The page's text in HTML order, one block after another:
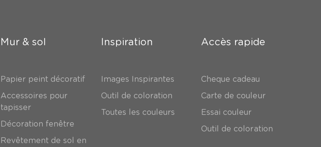
Mur & sol
Papier peint décoratif
Accessoires pour
tapisser
Décoration fenêtre
Revêtement de sol en
Inspiration
Images Inspirantes
Outil de coloration
Toutes les couleurs
Accès rapide
Cheque cadeau
Carte de couleur
Essai couleur
Outil de coloration